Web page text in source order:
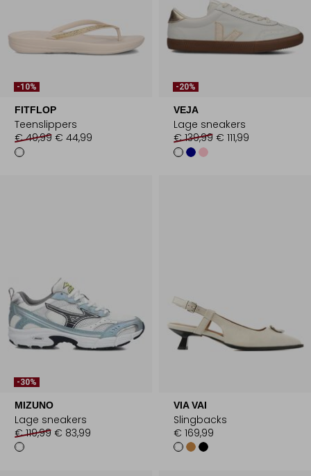
-10%
FITFLOP
Teenslippers
€ 49,99 € 44,99
-20%
VEJA
Lage sneakers
€ 139,99 € 111,99
-30%
MIZUNO
Lage sneakers
€ 119,99 € 83,99
VIA VAI
Slingbacks
€ 169,99